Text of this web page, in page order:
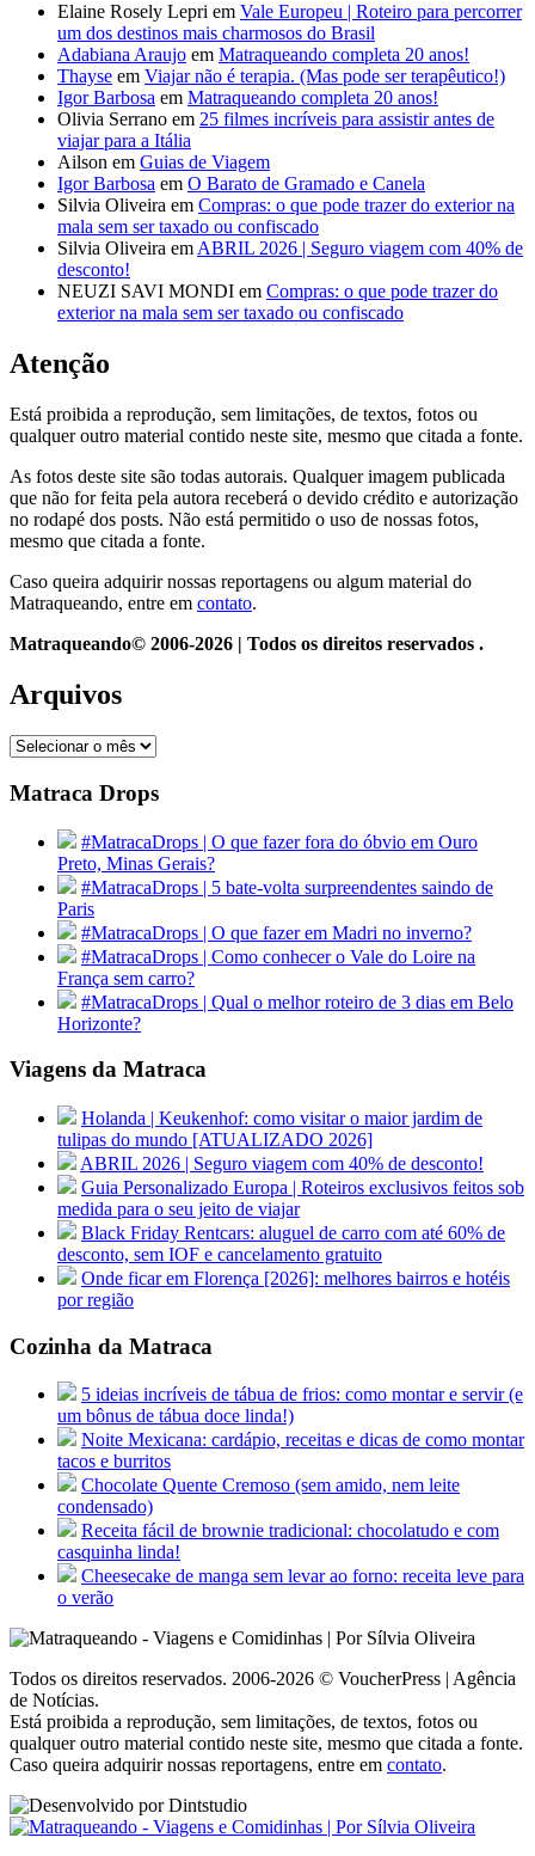
Elaine Rosely Lepri em Vale Europeu | Roteiro para percorrer
um dos destinos mais charmosos do Brasil
Adabiana Araujo em Matraqueando completa 20 anos!
Thayse em Viajar não é terapia. (Mas pode ser terapêutico!)
Igor Barbosa em Matraqueando completa 20 anos!
Olivia Serrano em 25 filmes incríveis para assistir antes de
viajar para a Itália
Ailson em Guias de Viagem
Igor Barbosa em O Barato de Gramado e Canela
Silvia Oliveira em Compras: o que pode trazer do exterior na
mala sem ser taxado ou confiscado
Silvia Oliveira emABRIL 2026 | Seguro viagem com 40% de
desconto!
NEUZI SAVI MONDI em Compras: o que pode trazer do
exterior na mala sem ser taxado ou confiscado
Atenção
Está proibida a reprodução, sem limitações, de textos, fotos ou
qualquer outro material contido neste site, mesmo que citada a fonte.
As fotos deste site são todas autorais. Qualquer imagem publicada
que não for feita pela autora receberá o devido crédito e autorização
no rodapé dos posts. Não está permitido o uso de nossas fotos,
mesmo que citada a fonte.
Caso queira adquirir nossas reportagens ou algum material do
Matraqueando, entre em contato.
Matraqueando© 2006-2026 | Todos os direitos reservados .
Arquivos
Arquivos
Matraca Drops
#MatracaDrops | O que fazer fora do óbvio em Ouro
Preto, Minas Gerais?
#MatracaDrops | 5 bate-volta surpreendentes saindo de
Paris
#MatracaDrops | O que fazer em Madri no inverno?
#MatracaDrops | Como conhecer o Vale do Loire na
França sem carro?
#MatracaDrops | Qual o melhor roteiro de 3 dias em Belo
Horizonte?
Viagens da Matraca
Holanda | Keukenhof: como visitar o maior jardim de
tulipas do mundo [ATUALIZADO 2026]
ABRIL 2026 | Seguro viagem com 40% de desconto!
Guia Personalizado Europa | Roteiros exclusivos feitos sob
medida para o seu jeito de viajar
Black Friday Rentcars: aluguel de carro com até 60% de
desconto, sem IOF e cancelamento gratuito
Onde ficar em Florença [2026]: melhores bairros e hotéis
por região
Cozinha da Matraca
5 ideias incríveis de tábua de frios: como montar e servir (e
um bônus de tábua doce linda!)
Noite Mexicana: cardápio, receitas e dicas de como montar
tacos e burritos
Chocolate Quente Cremoso (sem amido, nem leite
condensado)
Receita fácil de brownie tradicional: chocolatudo e com
casquinha linda!
Cheesecake de manga sem levar ao forno: receita leve para
o verão
Todos os direitos reservados. 2006-2026 © VoucherPress | Agência
de Notícias.
Está proibida a reprodução, sem limitações, de textos, fotos ou
qualquer outro material contido neste site, mesmo que citada a fonte.
Caso queira adquirir nossas reportagens, entre em contato.